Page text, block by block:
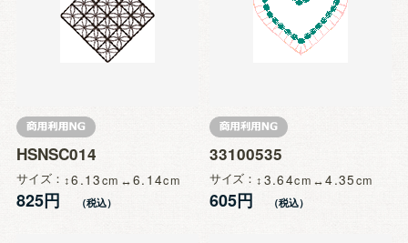
HSNSC014
サイズ 6.13 6.14
825円
33100535
サイズ 3.64 4.35
605円